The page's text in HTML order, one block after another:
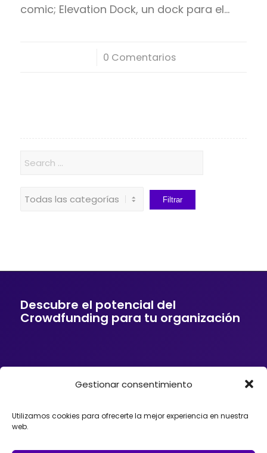
Gestionar consentimiento
Utilizamos cookies para ofrecerte la mejor experiencia en nuestra
web.
comic; Elevation Dock, un dock para el…
0 Comentarios
Descubre el potencial del
Crowdfunding para tu organización
Si tu empresa o entidad quiere ofrecer a sus
fundraising, podemos ayudarte. Trabajamos con
organizaciones que desean incorporar el